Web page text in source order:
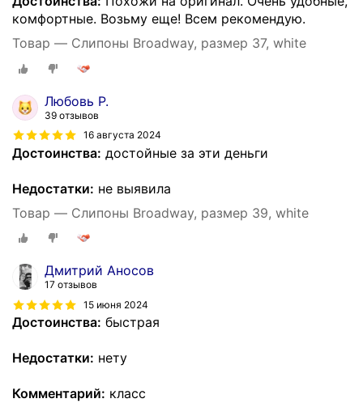
комфортные. Возьму еще! Всем рекомендую.
Товар — Слипоны Broadway, размер 37, white
Любовь Р.
39 отзывов
16 августа 2024
Достоинства: достойные за эти деньги
Недостатки: не выявила
Товар — Слипоны Broadway, размер 39, white
Дмитрий Аносов
17 отзывов
15 июня 2024
Достоинства: быстрая
Недостатки: нету
Комментарий: класс